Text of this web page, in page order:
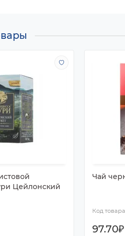
Цейлонский
Чай
97.70₽